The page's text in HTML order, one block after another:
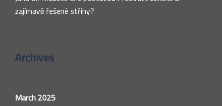
zajímavě řešené střihy?
Archives
March 2025